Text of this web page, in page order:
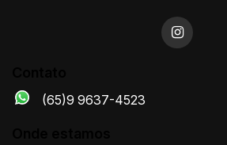
(65)9 9637-4523